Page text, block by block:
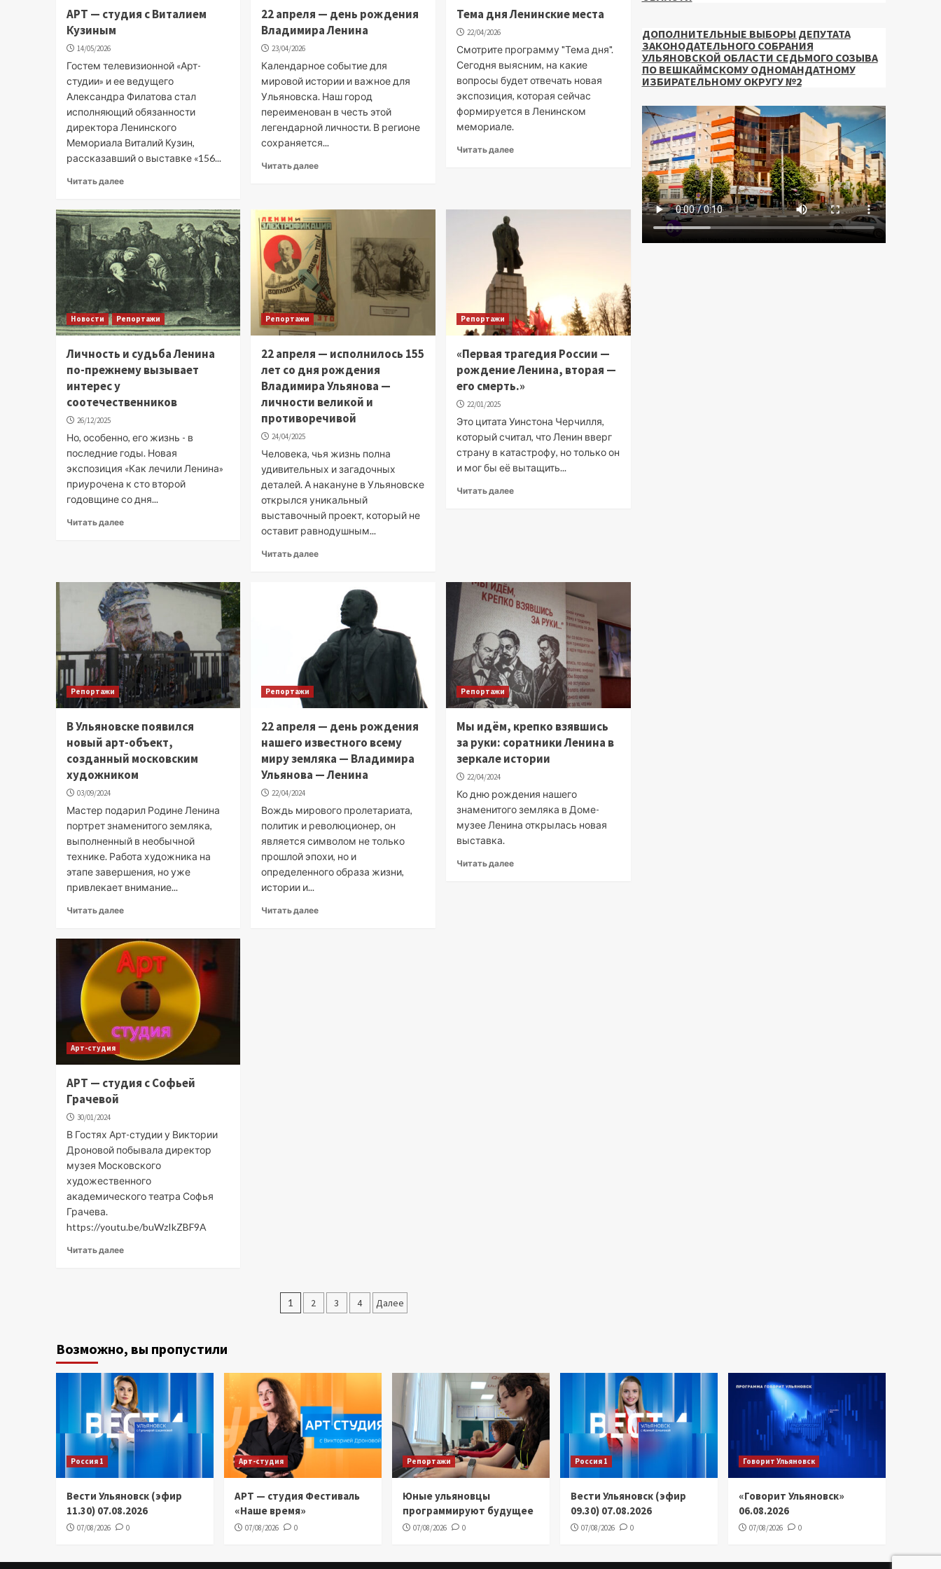
АРТ — студия с Виталием
Кузиным
14/05/2026
Гостем телевизионной «Арт-
студии» и ее ведущего
Александра Филатова стал
исполняющий обязанности
директора Ленинского
Мемориала Виталий Кузин,
рассказавший о выставке «156...
Читать далее
22 апреля — день рождения
Владимира Ленина
23/04/2026
Календарное событие для
мировой истории и важное для
Ульяновска. Наш город
переименован в честь этой
легендарной личности. В регионе
сохраняется...
Читать далее
Тема дня Ленинские места
22/04/2026
Смотрите программу "Тема дня".
Сегодня выясним, на какие
вопросы будет отвечать новая
экспозиция, которая сейчас
формируется в Ленинском
мемориале.
Читать далее
Новости Репортажи
Личность и судьба Ленина
по-прежнему вызывает
интерес у
соотечественников
26/12/2025
Но, особенно, его жизнь - в
последние годы. Новая
экспозиция «Как лечили Ленина»
приурочена к сто второй
годовщине со дня...
Читать далее
Репортажи
22 апреля — исполнилось 155
лет со дня рождения
Владимира Ульянова —
личности великой и
противоречивой
24/04/2025
Человека, чья жизнь полна
удивительных и загадочных
деталей. А накануне в Ульяновске
открылся уникальный
выставочный проект, который не
оставит равнодушным...
Читать далее
Репортажи
«Первая трагедия России —
рождение Ленина, вторая —
его смерть.»
22/01/2025
Это цитата Уинстона Черчилля,
который считал, что Ленин вверг
страну в катастрофу, но только он
и мог бы её вытащить...
Читать далее
Репортажи
В Ульяновске появился
новый арт-объект,
созданный московским
художником
03/09/2024
Мастер подарил Родине Ленина
портрет знаменитого земляка,
выполненный в необычной
технике. Работа художника на
этапе завершения, но уже
привлекает внимание...
Читать далее
Репортажи
22 апреля — день рождения
нашего известного всему
миру земляка — Владимира
Ульянова — Ленина
22/04/2024
Вождь мирового пролетариата,
политик и революционер, он
является символом не только
прошлой эпохи, но и
определенного образа жизни,
истории и...
Читать далее
Репортажи
Мы идём, крепко взявшись
за руки: соратники Ленина в
зеркале истории
22/04/2024
Ко дню рождения нашего
знаменитого земляка в Доме-
музее Ленина открылась новая
выставка.
Читать далее
Арт-студия
АРТ — студия с Софьей
Грачевой
30/01/2024
В Гостях Арт-студии у Виктории
Дроновой побывала директор
музея Московского
художественного
академического театра Софья
Грачева.
https://youtu.be/buWzIkZBF9A
Читать далее
Пагинация
1 2 3 4 Далее
ДОПОЛНИТЕЛЬНЫЕ ВЫБОРЫ ДЕПУТАТА
ЗАКОНОДАТЕЛЬНОГО СОБРАНИЯ
УЛЬЯНОВСКОЙ ОБЛАСТИ СЕДЬМОГО СОЗЫВА
ПО ВЕШКАЙМСКОМУ ОДНОМАНДАТНОМУ
ИЗБИРАТЕЛЬНОМУ ОКРУГУ №2
Возможно, вы пропустили
Россия 1
Вести Ульяновск (эфир
11.30) 07.08.2026
07/08/2026 0
Арт-студия
АРТ — студия Фестиваль
«Наше время»
07/08/2026 0
Репортажи
Юные ульяновцы
программируют будущее
07/08/2026 0
Россия 1
Вести Ульяновск (эфир
09.30) 07.08.2026
07/08/2026 0
Говорит Ульяновск
«Говорит Ульяновск»
06.08.2026
07/08/2026 0